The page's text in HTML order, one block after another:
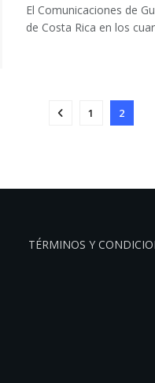
El Comunicaciones de
de Costa Rica en los
1 2
TÉRMINOS Y